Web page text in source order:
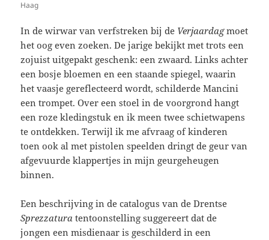
Haag
In de wirwar van verfstreken bij de Verjaardagmoet
het oog even zoeken. De jarige bekijkt met trots een
zojuist uitgepakt geschenk: een zwaard. Links achter
een bosje bloemen en een staande spiegel, waarin
het vaasje gereflecteerd wordt, schilderde Mancini
een trompet. Over een stoel in de voorgrond hangt
een roze kledingstuk en ik meen twee schietwapens
te ontdekken. Terwijl ik me afvraag of kinderen
toen ook al met pistolen speelden dringt de geur van
afgevuurde klappertjes in mijn geurgeheugen
binnen.
Een beschrijving in de catalogus van de Drentse
Sprezzatura tentoonstelling suggereert dat de
jongen een misdienaar is geschilderd in een